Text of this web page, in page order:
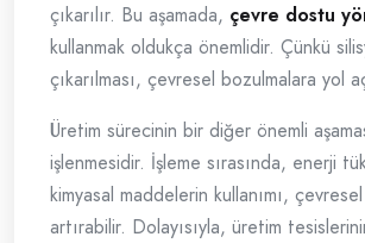
çıkarılır. Bu aşamada, çevre dostu
kullanmak oldukça önemlidir. Çünkü
çıkarılması, çevresel bozulmalara yol
Üretim sürecinin bir diğer önemli
işlenmesidir. İşleme sırasında, enerji
kimyasal maddelerin kullanımı,
artırabilir. Dolayısıyla, üretim